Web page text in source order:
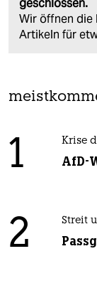
geschlossen.
Wir öffnen die
Artikeln für
1 Krise
AfD-
2 Streit